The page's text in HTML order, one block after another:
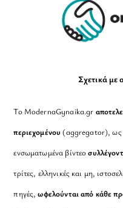
Σχετικά με
Το ModernaGynaika.gr
περιεχομένου (aggregator), ως
ενσωματωμένα βίντεο
τρίτες, ελληνικές και μη,
πηγές,ωφελούνται από κάθε